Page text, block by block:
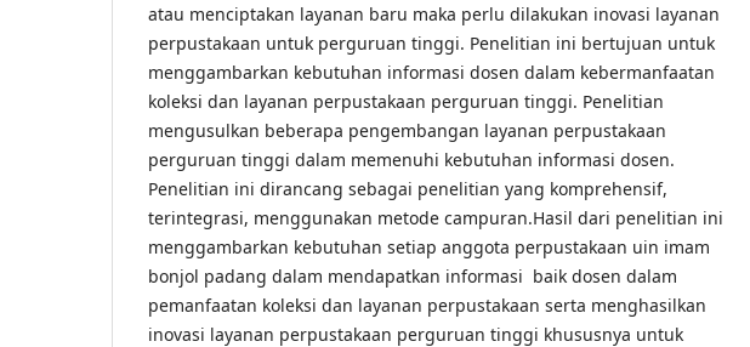
atau menciptakan layanan baru maka perlu dilakukan inovasi layanan
perpustakaan untuk perguruan tinggi. Penelitian ini bertujuan untuk
menggambarkan kebutuhan informasi dosen dalam kebermanfaatan
koleksi dan layanan perpustakaan perguruan tinggi. Penelitian
mengusulkan beberapa pengembangan layanan perpustakaan
perguruan tinggi dalam memenuhi kebutuhan informasi dosen.
Penelitian ini dirancang sebagai penelitian yang komprehensif,
terintegrasi, menggunakan metode campuran.Hasil dari penelitian ini
menggambarkan kebutuhan setiap anggota perpustakaan uin imam
bonjol padang dalam mendapatkan informasi baik dosen dalam
pemanfaatan koleksi dan layanan perpustakaan serta menghasilkan
inovasi layanan perpustakaan perguruan tinggi khususnya untuk